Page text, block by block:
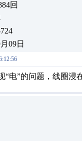
回
09日
“电”的问题，线圈